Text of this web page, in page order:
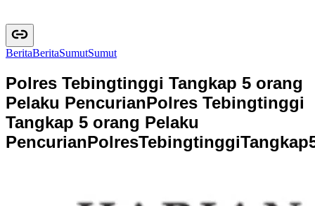
BeritaBeritaSumutSumut
Polres Tebingtinggi Tangkap 5 orang
Pelaku PencurianPolres Tebingtinggi
Tangkap 5 orang Pelaku
PencurianPolresTebingtinggiTangkap